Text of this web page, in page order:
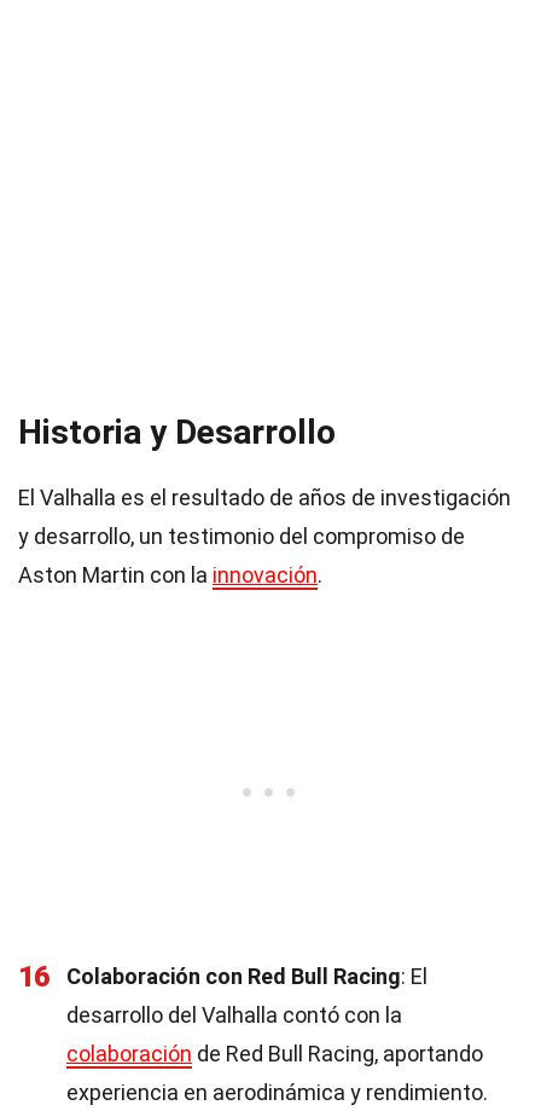
Historia y Desarrollo
El Valhalla es el resultado de años de investigación
y desarrollo, un testimonio del compromiso de
Aston Martin con la innovación.
16 Colaboración con Red Bull Racing: El
desarrollo del Valhalla contó con la
colaboración de Red Bull Racing, aportando
experiencia en aerodinámica y rendimiento.